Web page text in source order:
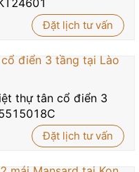
Đặt lịch tư vấn
thự tân cổ điển 3
Đặt lịch tư vấn